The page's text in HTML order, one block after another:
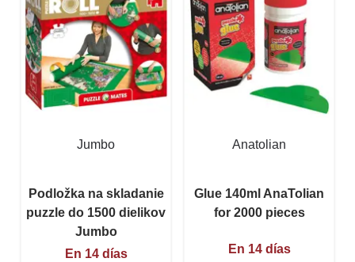
Jumbo
Podložka na skladanie
puzzle do 1500 dielikov
Jumbo
En 14 días
Anatolian
Glue 140ml AnaTolian
for 2000 pieces
En 14 días